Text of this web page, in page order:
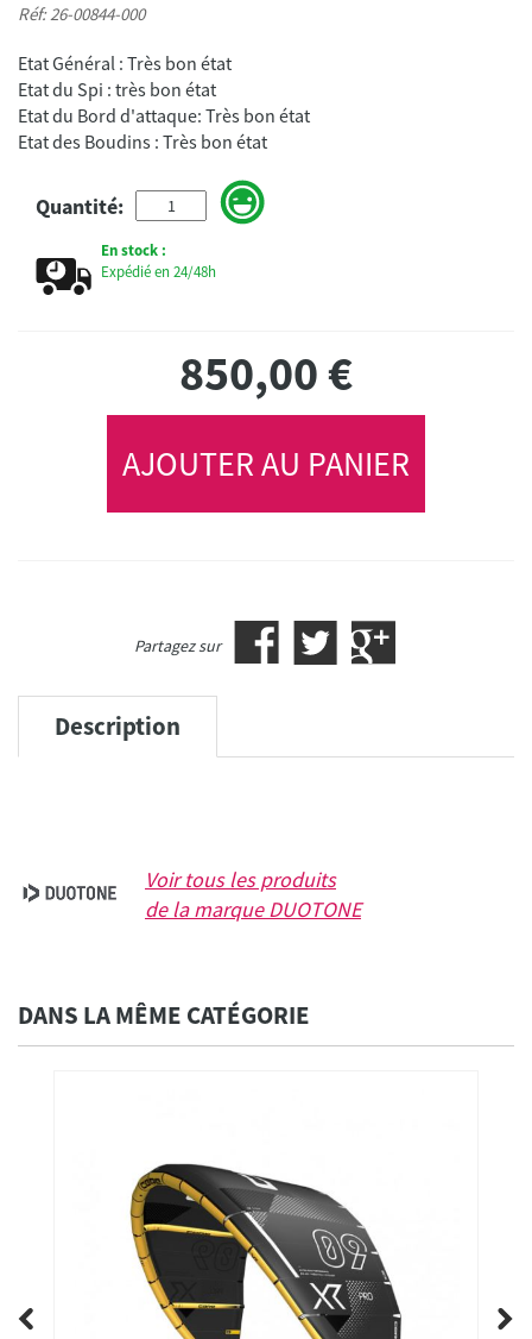
Réf: 26-00844-000
Etat Général : Très bon état
Etat du Spi : très bon état
Etat du Bord d'attaque: Très bon état
Etat des Boudins : Très bon état
Quantité:
En stock :
Expédié en 24/48h
850,00€
AJOUTER AU PANIER
Partagez sur
Description
Voir tous les produits
de la marqueDUOTONE
DANS LA MÊME CATÉGORIE